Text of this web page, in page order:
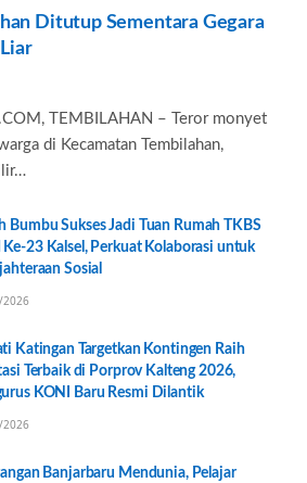
Ditutup Sementara Gegara
TEMBILAHAN – Teror monyet
di Kecamatan Tembilahan,
Bumbu Sukses Jadi Tuan Rumah TKBS
Ke-23 Kalsel, Perkuat Kolaborasi untuk
Sosial
Katingan Targetkan Kontingen Raih
Terbaik di Porprov Kalteng 2026,
KONI Baru Resmi Dilantik
Banjarbaru Mendunia, Pelajar